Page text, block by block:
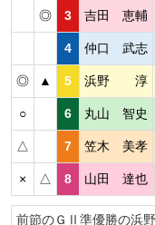
◎ 3 吉田 恵輔
4 仲口 武志
◎ ▲ 5 浜野 淳
○ 6 丸山 智史
△ 7 笠木 美孝
× △ 8 山田 達也
前節のＧⅡ準優勝の浜